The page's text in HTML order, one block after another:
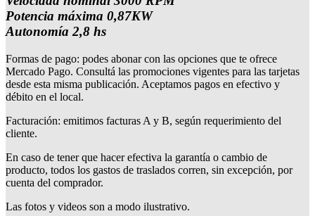
Potencia máxima 0,87KW
Autonomía 2,8 hs
Formas de pago: podes abonar con las opciones que te ofrece
Mercado Pago. Consultá las promociones vigentes para las tarjetas
desde esta misma publicación. Aceptamos pagos en efectivo y
débito en el local.
Facturación: emitimos facturas A y B, según requerimiento del
cliente.
En caso de tener que hacer efectiva la garantía o cambio de
producto, todos los gastos de traslados corren, sin excepción, por
cuenta del comprador.
Las fotos y videos son a modo ilustrativo.